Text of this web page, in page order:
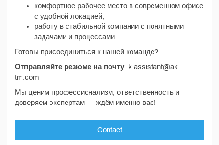
комфортное рабочее место в современном офисе
с удобной локацией;
работу в стабильной компании с понятными
задачами и процессами.
Готовы присоединиться к нашей команде?
Отправляйте резюме на почту k.assistant@ak-
tm.com
Мы ценим профессионализм, ответственность и
доверяем экспертам — ждём именно вас!
Contact